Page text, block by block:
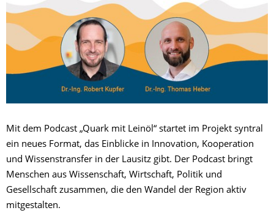
Mit dem Podcast „Quark mit Leinöl“ startet im Projekt syntral
ein neues Format, das Einblicke in Innovation, Kooperation
und Wissenstransfer in der Lausitz gibt. Der Podcast bringt
Menschen aus Wissenschaft, Wirtschaft, Politik und
Gesellschaft zusammen, die den Wandel der Region aktiv
mitgestalten.